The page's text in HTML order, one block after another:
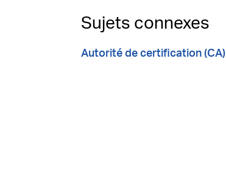
Sujets connexes
Autorité de certification (CA)